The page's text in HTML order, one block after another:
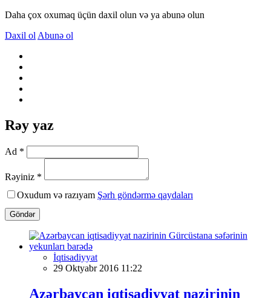
Daha çox oxumaq üçün daxil olun və ya abunə olun
Daxil ol Abunə ol
Rəy yaz
Ad *
Rəyiniz *
Oxudum və razıyam Şərh göndərmə qaydaları
Göndər
İqtisadiyyat
29 Oktyabr 2016 11:22
Azərbaycan iqtisadiyyat nazirinin